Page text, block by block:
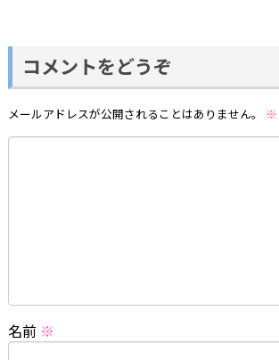
コメントをどうぞ
メールアドレスが公開されることはありません。 ※
名前 ※